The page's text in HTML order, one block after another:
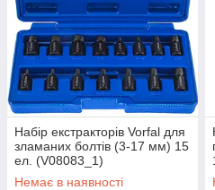
Набір екстракторів Vorfal для
зламаних болтів (3-17 мм) 15
ел. (V08083_1)
Немає в наявності